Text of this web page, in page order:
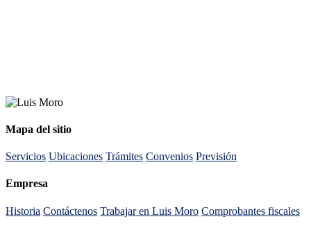
Mapa del sitio
Servicios Ubicaciones Trámites Convenios Previsión
Empresa
Historia Contáctenos Trabajar en Luis Moro Comprobantes fiscales